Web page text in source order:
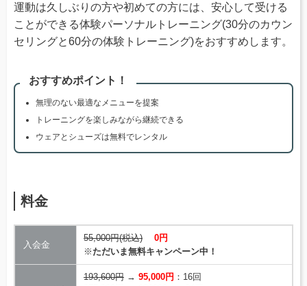
運動は久しぶりの方や初めての方には、安心して受ける
ことができる体験パーソナルトレーニング(30分のカウン
セリングと60分の体験トレーニング)をおすすめします。
おすすめポイント！
無理のない最適なメニューを提案
トレーニングを楽しみながら継続できる
ウェアとシューズは無料でレンタル
料金
入会金
55,000円(税込)
0円
※ただいま無料キャンペーン中！
193,600円 → 95,000円 ：16回